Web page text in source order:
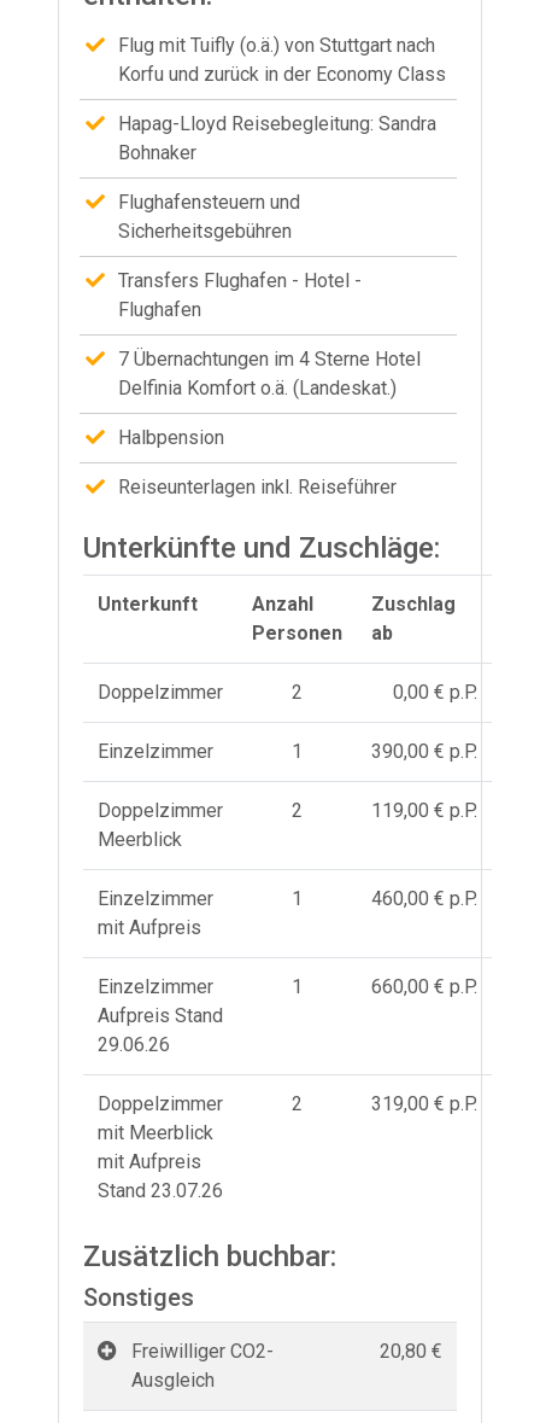
Flug mit Tuifly (o.ä.) von Stuttgart nach
Korfu und zurück in der Economy Class
Hapag-Lloyd Reisebegleitung: Sandra
Bohnaker
Flughafensteuern und
Sicherheitsgebühren
Transfers Flughafen - Hotel -
Flughafen
7 Übernachtungen im 4 Sterne Hotel
Delfinia Komfort o.ä. (Landeskat.)
Halbpension
Reiseunterlagen inkl. Reiseführer
Unterkünfte und Zuschläge:
Unterkunft
Anzahl
Personen
Zuschlag
ab
Doppelzimmer 2 0,00 € p.P.
Einzelzimmer 1 390,00 € p.P.
Doppelzimmer
Meerblick
2 119,00 € p.P.
Einzelzimmer
mit Aufpreis
1 460,00 € p.P.
Einzelzimmer
Aufpreis Stand
29.06.26
1 660,00 € p.P.
Doppelzimmer
mit Meerblick
mit Aufpreis
Stand 23.07.26
2 319,00 € p.P.
Zusätzlich buchbar:
Sonstiges
Freiwilliger CO2-
Ausgleich
20,80 €